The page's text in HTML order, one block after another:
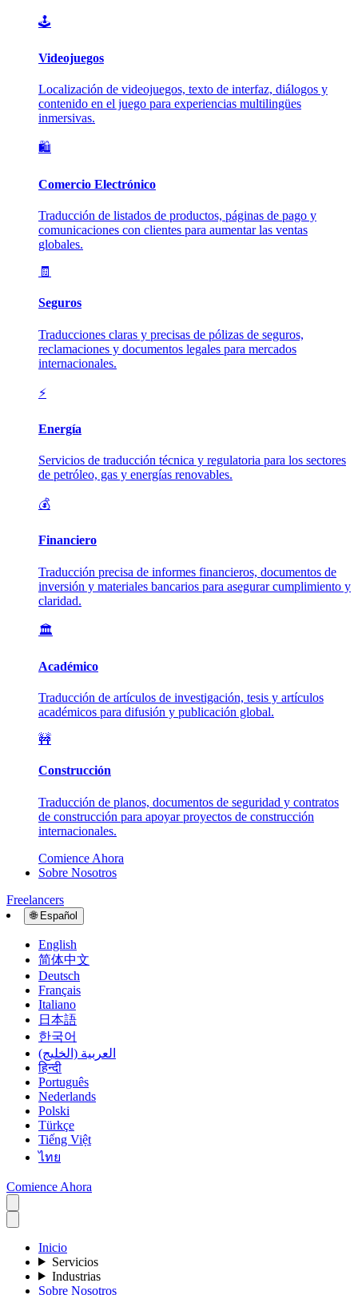
🕹️
Videojuegos
Localización de videojuegos, texto de interfaz, diálogos y
contenido en el juego para experiencias multilingües
inmersivas.
🛍️
Comercio Electrónico
Traducción de listados de productos, páginas de pago y
comunicaciones con clientes para aumentar las ventas
globales.
🧾
Seguros
Traducciones claras y precisas de pólizas de seguros,
reclamaciones y documentos legales para mercados
internacionales.
⚡
Energía
Servicios de traducción técnica y regulatoria para los sectores
de petróleo, gas y energías renovables.
💰
Financiero
Traducción precisa de informes financieros, documentos de
inversión y materiales bancarios para asegurar cumplimiento y
claridad.
🏛️
Académico
Traducción de artículos de investigación, tesis y artículos
académicos para difusión y publicación global.
🚧
Construcción
Traducción de planos, documentos de seguridad y contratos
de construcción para apoyar proyectos de construcción
internacionales.
Comience Ahora
Sobre Nosotros
Freelancers
🌐 Español
English
简体中文
Deutsch
Français
Italiano
日本語
한국어
العربية (الخليج)
हिन्दी
Português
Nederlands
Polski
Türkçe
Tiếng Việt
ไทย
Comience Ahora
Inicio
Servicios
Industrias
Sobre Nosotros